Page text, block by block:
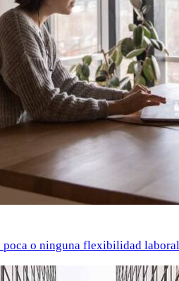
poca o ninguna flexibilidad laboral